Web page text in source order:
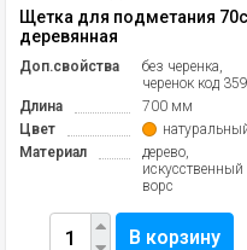
Щетка для подметания
деревянная
Доп.свойства
без черенка,
черенок код
Длина
700 мм
Цвет
Материал
дерево,
искусственный
ворс
В корзину